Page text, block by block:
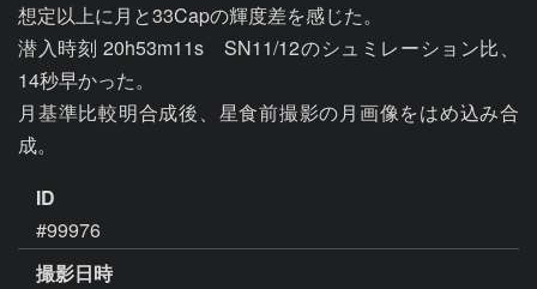
想定以上に月と33Capの輝度差を感じた。
潜入時刻 20h53m11s　SN11/12のシュミレーション比、
14秒早かった。
月基準比較明合成後、星食前撮影の月画像をはめ込み合
成。
ID
#99976
撮影日時